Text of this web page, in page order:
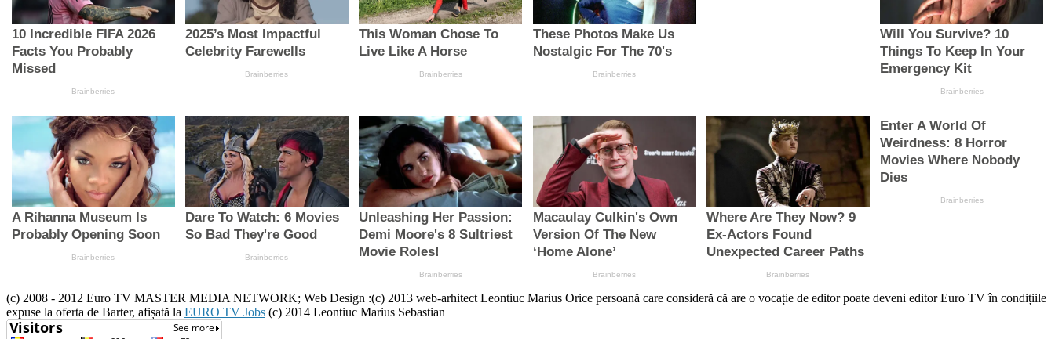
(c) 2008 - 2012 Euro TV MASTER MEDIA NETWORK; Web Design :(c) 2013 web-arhitect Leontiuc Marius Orice persoană care consideră că are o vocație de editor poate deveni editor Euro TV în condițiile
expuse la oferta de Barter, afișată la EURO TV Jobs (c) 2014 Leontiuc Marius Sebastian